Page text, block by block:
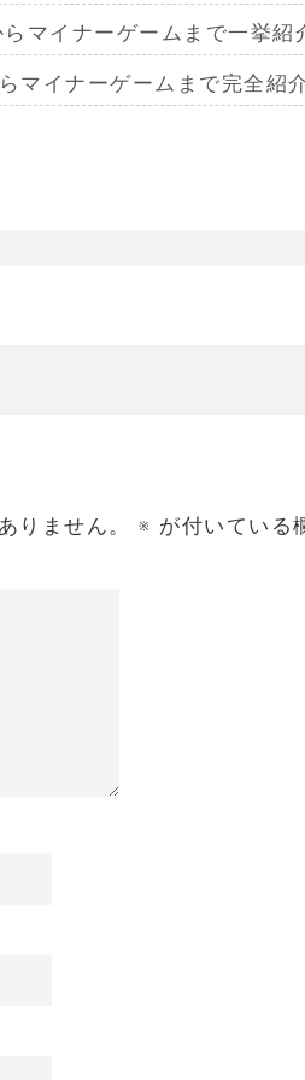
マイナーゲームまで一挙
マイナーゲームまで完全紹
イナーまで完全紹介！Wii
マイナーまで完全紹介！フ
りません。 ※ が付いている